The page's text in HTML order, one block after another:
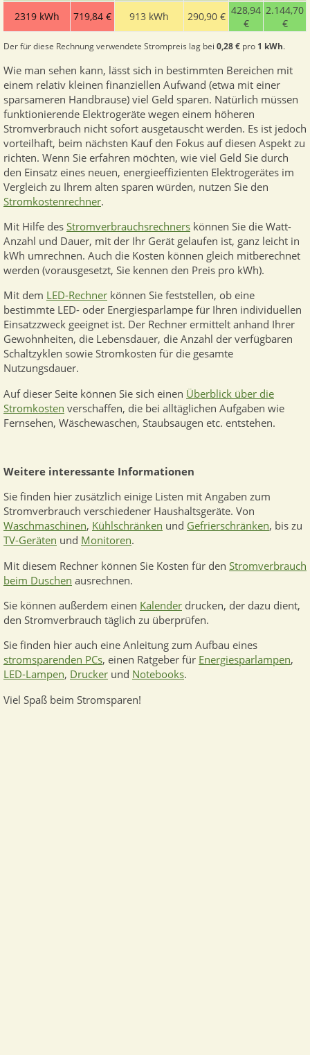
2319 kWh 719,84 € 913 kWh 290,90 € 428,94
€
2.144,70
€
Der für diese Rechnung verwendete Strompreis lag bei 0,28 € pro 1 kWh.
Wie man sehen kann, lässt sich in bestimmten Bereichen mit
einem relativ kleinen finanziellen Aufwand (etwa mit einer
sparsameren Handbrause) viel Geld sparen. Natürlich müssen
funktionierende Elektrogeräte wegen einem höheren
Stromverbrauch nicht sofort ausgetauscht werden. Es ist jedoch
vorteilhaft, beim nächsten Kauf den Fokus auf diesen Aspekt zu
richten. Wenn Sie erfahren möchten, wie viel Geld Sie durch
den Einsatz eines neuen, energieeffizienten Elektrogerätes im
Vergleich zu Ihrem alten sparen würden, nutzen Sie den
Stromkostenrechner.
Mit Hilfe desStromverbrauchsrechners können Sie die Watt-
Anzahl und Dauer, mit der Ihr Gerät gelaufen ist, ganz leicht in
kWh umrechnen. Auch die Kosten können gleich mitberechnet
werden (vorausgesetzt, Sie kennen den Preis pro kWh).
Mit dem LED-Rechner können Sie feststellen, ob eine
bestimmte LED- oder Energiesparlampe für Ihren individuellen
Einsatzzweck geeignet ist. Der Rechner ermittelt anhand Ihrer
Gewohnheiten, die Lebensdauer, die Anzahl der verfügbaren
Schaltzyklen sowie Stromkosten für die gesamte
Nutzungsdauer.
Auf dieser Seite können Sie sich einen Überblick über die
Stromkosten verschaffen, die bei alltäglichen Aufgaben wie
Fernsehen, Wäschewaschen, Staubsaugen etc. entstehen.
Weitere interessante Informationen
Sie finden hier zusätzlich einige Listen mit Angaben zum
Stromverbrauch verschiedener Haushaltsgeräte. Von
Waschmaschinen, Kühlschränken und Gefrierschränken, bis zu
TV-Geräten und Monitoren.
Mit diesem Rechner können Sie Kosten für den Stromverbrauch
beim Duschen ausrechnen.
Sie können außerdem einen Kalender drucken, der dazu dient,
den Stromverbrauch täglich zu überprüfen.
Sie finden hier auch eine Anleitung zum Aufbau eines
stromsparenden PCs, einen Ratgeber für Energiesparlampen,
LED-Lampen, Drucker und Notebooks.
Viel Spaß beim Stromsparen!